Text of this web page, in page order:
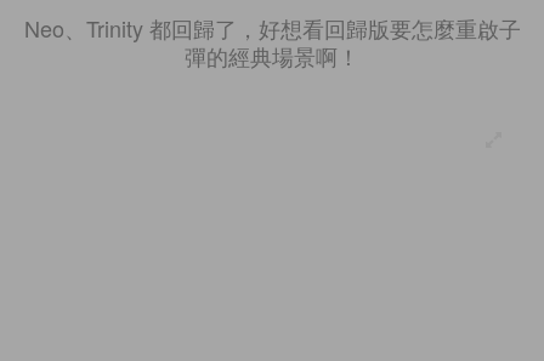
Neo、Trinity 都回歸了，好想看回歸版要怎麼重啟子
彈的經典場景啊！